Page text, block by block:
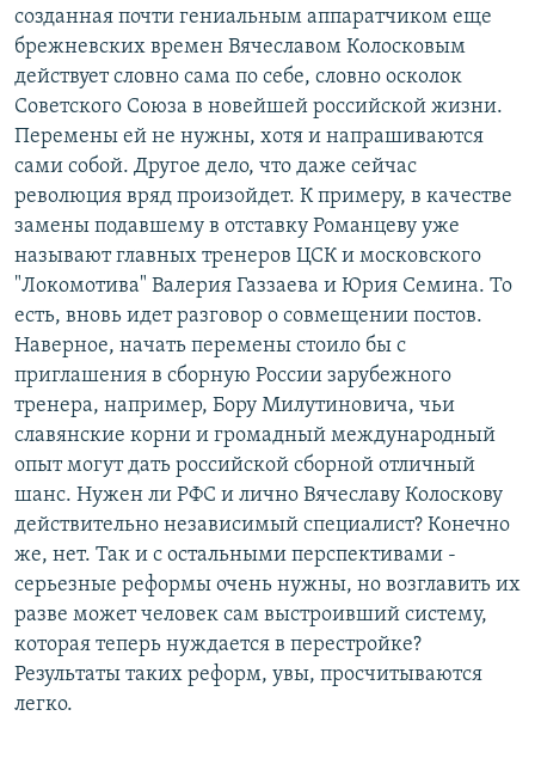
созданная почти гениальным аппаратчиком еще
брежневских времен Вячеславом Колосковым
действует словно сама по себе, словно осколок
Советского Союза в новейшей российской жизни.
Перемены ей не нужны, хотя и напрашиваются
сами собой. Другое дело, что даже сейчас
революция вряд произойдет. К примеру, в качестве
замены подавшему в отставку Романцеву уже
называют главных тренеров ЦСК и московского
"Локомотива" Валерия Газзаева и Юрия Семина. То
есть, вновь идет разговор о совмещении постов.
Наверное, начать перемены стоило бы с
приглашения в сборную России зарубежного
тренера, например, Бору Милутиновича, чьи
славянские корни и громадный международный
опыт могут дать российской сборной отличный
шанс. Нужен ли РФС и лично Вячеславу Колоскову
действительно независимый специалист? Конечно
же, нет. Так и с остальными перспективами -
серьезные реформы очень нужны, но возглавить их
разве может человек сам выстроивший систему,
которая теперь нуждается в перестройке?
Результаты таких реформ, увы, просчитываются
легко.